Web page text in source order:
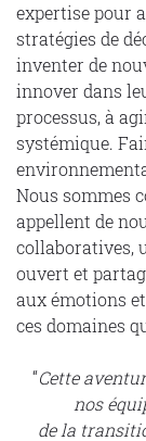
expertise pour
stratégies de
inventer de
innover dans
processus, à
systémique.
Nous sommes
appellent de
collaboratives,
ouvert et
aux émotions
ces domaines
“Cette
nos
de la